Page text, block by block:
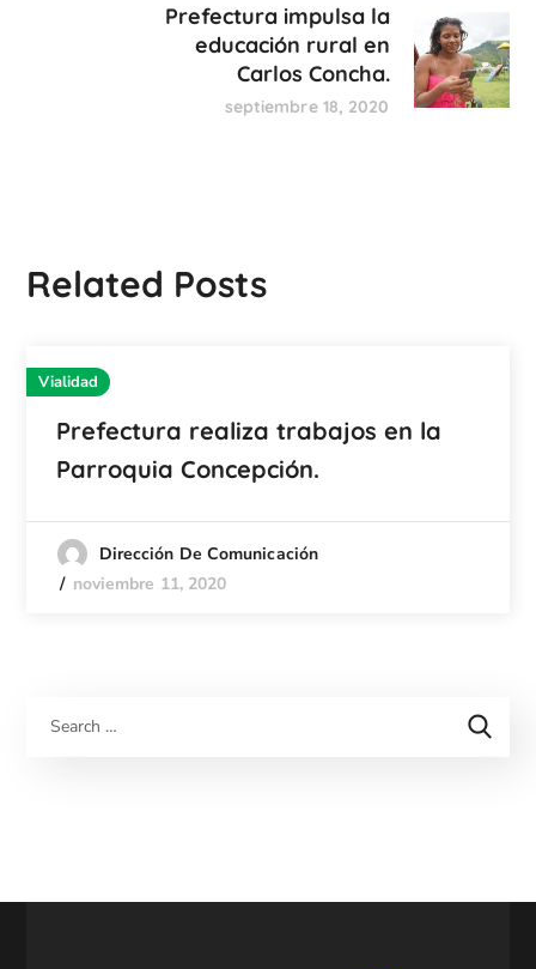
Prefectura impulsa la
educación rural en
Carlos Concha.
septiembre 18, 2020
Related Posts
Vialidad
Prefectura realiza trabajos en la
Parroquia Concepción.
Dirección De Comunicación
noviembre 11, 2020